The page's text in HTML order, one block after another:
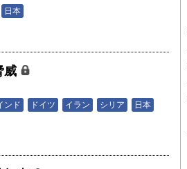
日本
威
ンド ドイツ イラン シリア
日本